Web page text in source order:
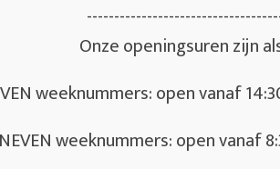
Onze openingsuren zijn
weeknummers: open vanaf
weeknummers: open vanaf